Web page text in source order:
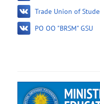
Trade Union of
PO OO "BRSM" GSU